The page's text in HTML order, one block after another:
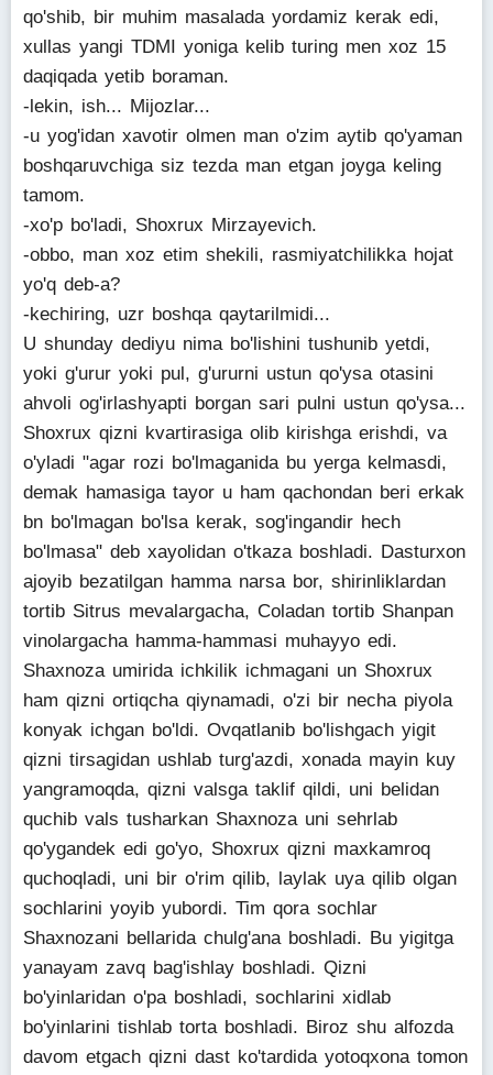
qo'shib, bir muhim masalada yordamiz kerak edi,
xullas yangi TDMI yoniga kelib turing men xoz 15
daqiqada yetib boraman.
-lekin, ish... Mijozlar...
-u yog'idan xavotir olmen man o'zim aytib qo'yaman
boshqaruvchiga siz tezda man etgan joyga keling
tamom.
-xo'p bo'ladi, Shoxrux Mirzayevich.
-obbo, man xoz etim shekili, rasmiyatchilikka hojat
yo'q deb-a?
-kechiring, uzr boshqa qaytarilmidi...
U shunday dediyu nima bo'lishini tushunib yetdi,
yoki g'urur yoki pul, g'ururni ustun qo'ysa otasini
ahvoli og'irlashyapti borgan sari pulni ustun qo'ysa...
Shoxrux qizni kvartirasiga olib kirishga erishdi, va
o'yladi "agar rozi bo'lmaganida bu yerga kelmasdi,
demak hamasiga tayor u ham qachondan beri erkak
bn bo'lmagan bo'lsa kerak, sog'ingandir hech
bo'lmasa" deb xayolidan o'tkaza boshladi. Dasturxon
ajoyib bezatilgan hamma narsa bor, shirinliklardan
tortib Sitrus mevalargacha, Coladan tortib Shanpan
vinolargacha hamma-hammasi muhayyo edi.
Shaxnoza umirida ichkilik ichmagani un Shoxrux
ham qizni ortiqcha qiynamadi, o'zi bir necha piyola
konyak ichgan bo'ldi. Ovqatlanib bo'lishgach yigit
qizni tirsagidan ushlab turg'azdi, xonada mayin kuy
yangramoqda, qizni valsga taklif qildi, uni belidan
quchib vals tusharkan Shaxnoza uni sehrlab
qo'ygandek edi go'yo, Shoxrux qizni maxkamroq
quchoqladi, uni bir o'rim qilib, laylak uya qilib olgan
sochlarini yoyib yubordi. Tim qora sochlar
Shaxnozani bellarida chulg'ana boshladi. Bu yigitga
yanayam zavq bag'ishlay boshladi. Qizni
bo'yinlaridan o'pa boshladi, sochlarini xidlab
bo'yinlarini tishlab torta boshladi. Biroz shu alfozda
davom etgach qizni dast ko'tardida yotoqxona tomon